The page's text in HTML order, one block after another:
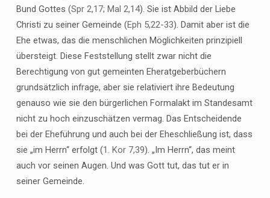
Bund Gottes (Spr 2,17; Mal 2,14). Sie ist Abbild der Liebe
Christi zu seiner Gemeinde (Eph 5,22-33). Damit aber ist die
Ehe etwas, das die menschlichen Möglichkeiten prinzipiell
übersteigt. Diese Feststellung stellt zwar nicht die
Berechtigung von gut gemeinten Eheratgeberbüchern
grundsätzlich infrage, aber sie relativiert ihre Bedeutung
genauso wie sie den bürgerlichen Formalakt im Standesamt
nicht zu hoch einzuschätzen vermag. Das Entscheidende
bei der Eheführung und auch bei der Eheschließung ist, dass
sie „im Herrn“ erfolgt (1. Kor 7,39). „Im Herrn“, das meint
auch vor seinen Augen. Und was Gott tut, das tut er in
seiner Gemeinde.